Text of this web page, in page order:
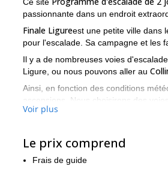
passionnante dans un endroit
Finale Ligureest une petite ville dans
pour l'escalade. Sa campagne et les
Il y a de nombreuses voies
Ligure, ou nous pouvons aller au
Ainsi, en fonction des conditions
ascensions. Nous choisirons des
Ce programme se termine
Alors envoyez-moi une demande si
promets que ce sera une
Voir plus
Le prix comprend
Frais de guide